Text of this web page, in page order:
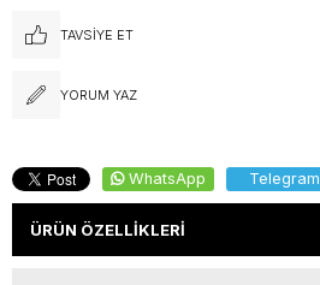
TAVSIYE ET
YORUM YAZ
WhatsApp Telegram
ÜRÜN ÖZELLIKLERI